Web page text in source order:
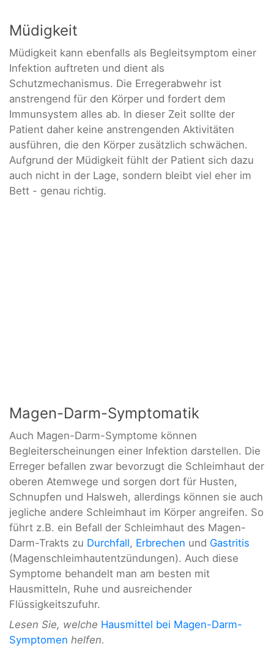
Müdigkeit
Müdigkeit kann ebenfalls als Begleitsymptom einer
Infektion auftreten und dient als
Schutzmechanismus. Die Erregerabwehr ist
anstrengend für den Körper und fordert dem
Immunsystem alles ab. In dieser Zeit sollte der
Patient daher keine anstrengenden Aktivitäten
ausführen, die den Körper zusätzlich schwächen.
Aufgrund der Müdigkeit fühlt der Patient sich dazu
auch nicht in der Lage, sondern bleibt viel eher im
Bett - genau richtig.
Magen-Darm-Symptomatik
Auch Magen-Darm-Symptome können
Begleiterscheinungen einer Infektion darstellen. Die
Erreger befallen zwar bevorzugt die Schleimhaut der
oberen Atemwege und sorgen dort für Husten,
Schnupfen und Halsweh, allerdings können sie auch
jegliche andere Schleimhaut im Körper angreifen. So
führt z.B. ein Befall der Schleimhaut des Magen-
Darm-Trakts zu Durchfall, Erbrechen und Gastritis
(Magenschleimhautentzündungen). Auch diese
Symptome behandelt man am besten mit
Hausmitteln, Ruhe und ausreichender
Flüssigkeitszufuhr.
Lesen Sie, welche Hausmittel bei Magen-Darm-
Symptomen helfen.